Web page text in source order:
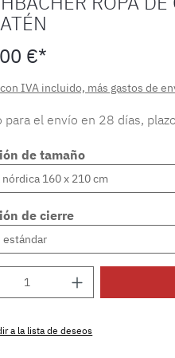
€*
IVA incluido, más gastos de
para el envío en 28 días,
de tamaño
de cierre
del producto:
a la lista de deseos